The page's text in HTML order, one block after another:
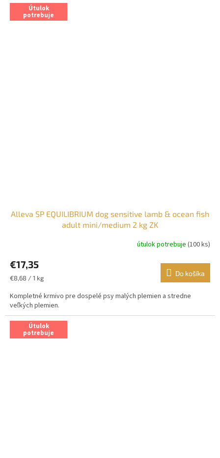
Útulok
potrebuje
Alleva SP EQUILIBRIUM dog sensitive lamb & ocean fish
adult mini/medium 2 kg ZK
útulok potrebuje (100 ks)
€17,35
Jednotková
€8,68 / 1 kg
Do košíka
Kompletné krmivo pre dospelé psy malých plemien a stredne
veľkých plemien.
Útulok
potrebuje